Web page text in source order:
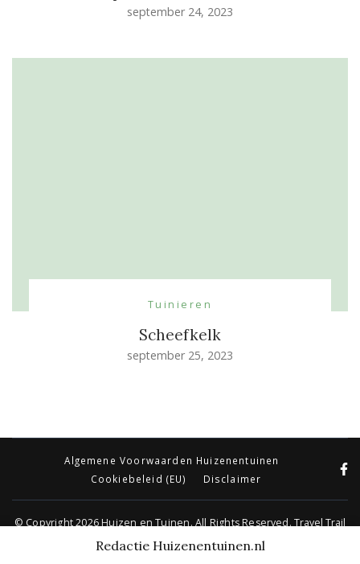
Redactie Huizenentuinen.nl
september 24, 2023
Tuinieren
Scheefkelk
september 25, 2023
Algemene Voorwaarden Huizenentuinen
Cookiebeleid (EU)
Disclaimer
© Copyright 2026Huizen en Tuinen. All Rights Reserved.Travel Trail
| Ontwikkeld doorRara Themes.Mogelijk gemaakt door